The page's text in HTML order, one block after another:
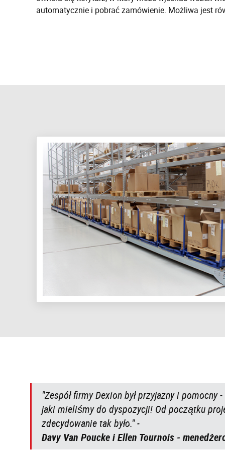
automatycznie i pobrać zamówienie. Możliwa jest
"Zespół firmy Dexion był przyjazny i
jaki mieliśmy do dyspozycji! Od początku
zdecydowanie tak było." -
Davy Van Poucke i Ellen Tournois -